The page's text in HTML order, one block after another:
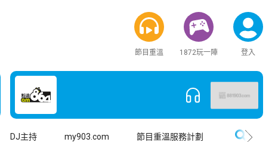
節目重溫 1872玩一陣 登入
DJ主持 my903.com 節目重溫服務計劃